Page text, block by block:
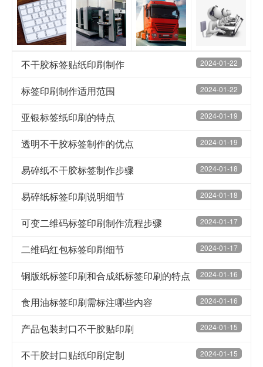
2024-01-22
不干胶标签贴纸印刷制作
2024-01-22
标签印刷制作适用范围
2024-01-19
亚银标签纸印刷的特点
2024-01-19
透明不干胶标签制作的优点
2024-01-18
易碎纸不干胶标签制作步骤
2024-01-18
易碎纸标签印刷说明细节
2024-01-17
可变二维码标签印刷制作流程步骤
2024-01-17
二维码红包标签印刷细节
2024-01-16
铜版纸标签印刷和合成纸标签印刷的特点
2024-01-16
食用油标签印刷需标注哪些内容
2024-01-15
产品包装封口不干胶贴印刷
2024-01-15
不干胶封口贴纸印刷定制